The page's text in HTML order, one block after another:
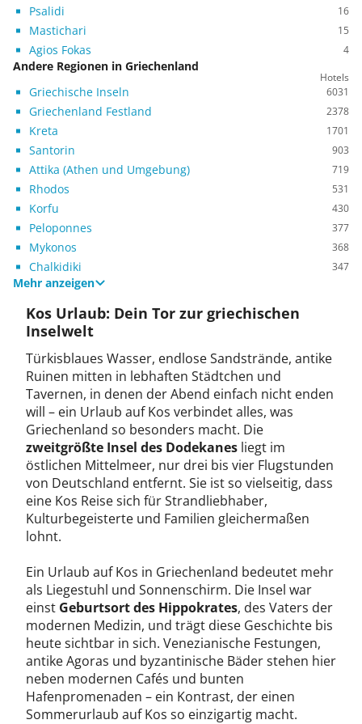
Psalidi 16
Mastichari 15
Agios Fokas 4
Andere Regionen in Griechenland
Hotels
Griechische Inseln 6031
Griechenland Festland 2378
Kreta 1701
Santorin 903
Attika (Athen und Umgebung) 719
Rhodos 531
Korfu 430
Peloponnes 377
Mykonos 368
Chalkidiki 347
Mehr anzeigen
Kos Urlaub: Dein Tor zur griechischen
Inselwelt
Türkisblaues Wasser, endlose Sandstrände, antike
Ruinen mitten in lebhaften Städtchen und
Tavernen, in denen der Abend einfach nicht enden
will – ein Urlaub auf Kos verbindet alles, was
Griechenland so besonders macht. Die
zweitgrößte Insel des Dodekanes liegt im
östlichen Mittelmeer, nur drei bis vier Flugstunden
von Deutschland entfernt. Sie ist so vielseitig, dass
eine Kos Reise sich für Strandliebhaber,
Kulturbegeisterte und Familien gleichermaßen
lohnt.
Ein Urlaub auf Kos in Griechenland bedeutet mehr
als Liegestuhl und Sonnenschirm. Die Insel war
einst Geburtsort des Hippokrates, des Vaters der
modernen Medizin, und trägt diese Geschichte bis
heute sichtbar in sich. Venezianische Festungen,
antike Agoras und byzantinische Bäder stehen hier
neben modernen Cafés und bunten
Hafenpromenaden – ein Kontrast, der einen
Sommerurlaub auf Kos so einzigartig macht.